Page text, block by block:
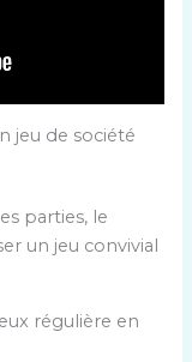
jeu de société
parties, le
un jeu convivial
régulière en